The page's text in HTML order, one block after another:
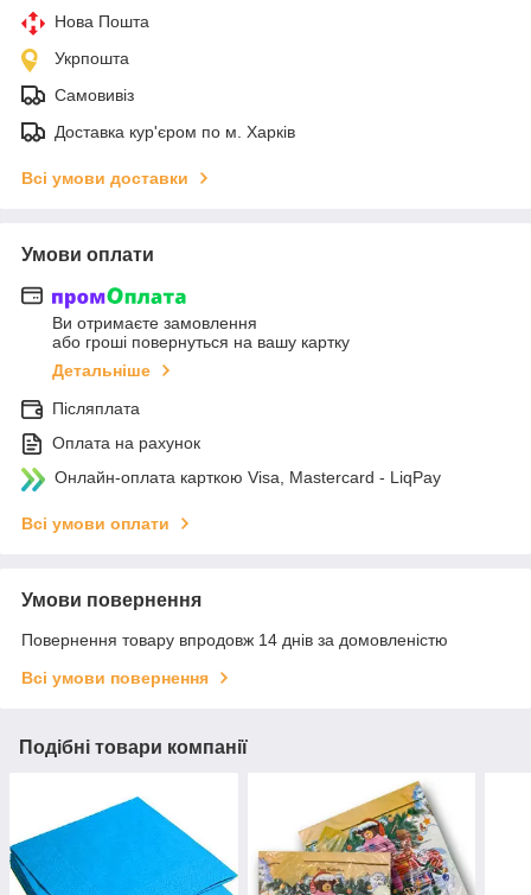
Нова Пошта
Укрпошта
Самовивіз
Доставка кур'єром по м. Харків
Всі умови доставки
Умови оплати
Ви отримаєте замовлення
або гроші повернуться на вашу картку
Детальніше
Післяплата
Оплата на рахунок
Онлайн-оплата карткою Visa, Mastercard - LiqPay
Всі умови оплати
Умови повернення
Повернення товару впродовж 14 днів за домовленістю
Всі умови повернення
Подібні товари компанії